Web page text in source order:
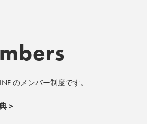
のメンバー制度です。
＞